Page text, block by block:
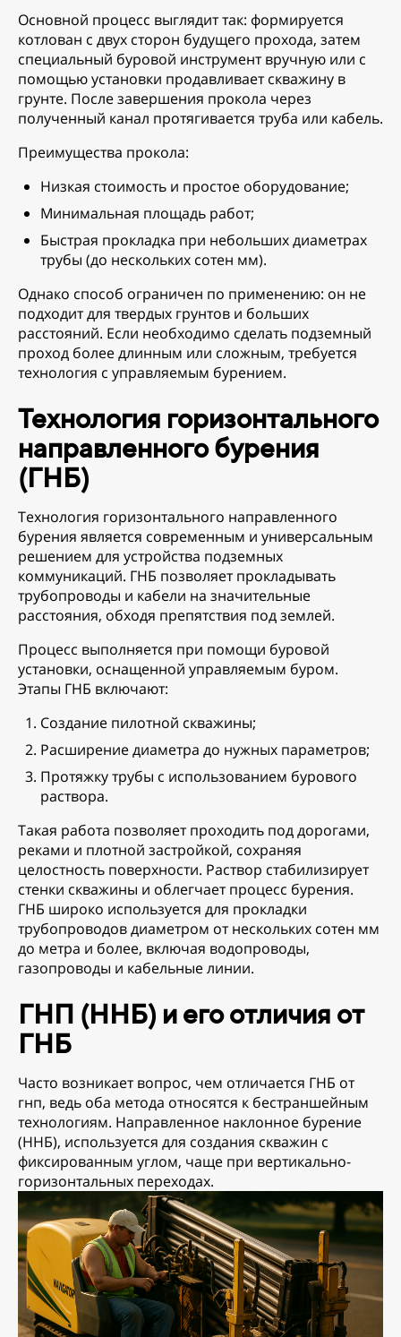
Основной процесс выглядит так: формируется
котлован с двух сторон будущего прохода, затем
специальный буровой инструмент вручную или с
помощью установки продавливает скважину в
грунте. После завершения прокола через
полученный канал протягивается труба или кабель.
Преимущества прокола:
Низкая стоимость и простое оборудование;
Минимальная площадь работ;
Быстрая прокладка при небольших диаметрах
трубы (до нескольких сотен мм).
Однако способ ограничен по применению: он не
подходит для твердых грунтов и больших
расстояний. Если необходимо сделать подземный
проход более длинным или сложным, требуется
технология с управляемым бурением.
Технология горизонтального
направленного бурения
(ГНБ)
Технология горизонтального направленного
бурения является современным и универсальным
решением для устройства подземных
коммуникаций. ГНБ позволяет прокладывать
трубопроводы и кабели на значительные
расстояния, обходя препятствия под землей.
Процесс выполняется при помощи буровой
установки, оснащенной управляемым буром.
Этапы ГНБ включают:
Создание пилотной скважины;
Расширение диаметра до нужных параметров;
Протяжку трубы с использованием бурового
раствора.
Такая работа позволяет проходить под дорогами,
реками и плотной застройкой, сохраняя
целостность поверхности. Раствор стабилизирует
стенки скважины и облегчает процесс бурения.
ГНБ широко используется для прокладки
трубопроводов диаметром от нескольких сотен мм
до метра и более, включая водопроводы,
газопроводы и кабельные линии.
ГНП (ННБ) и его отличия от
ГНБ
Часто возникает вопрос, чем отличается ГНБ от
гнп, ведь оба метода относятся к бестраншейным
технологиям. Направленное наклонное бурение
(ННБ), используется для создания скважин с
фиксированным углом, чаще при вертикально-
горизонтальных переходах.